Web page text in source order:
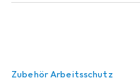
Zubehör Arbeitsschutz